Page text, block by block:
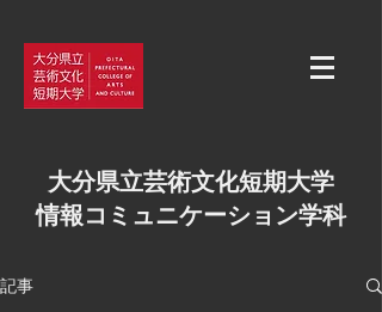
大分県立芸術文化短期大学
情報コミュニケーション学科
記事